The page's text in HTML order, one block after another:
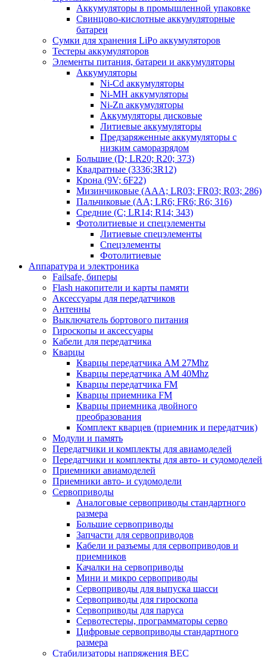
Аккумуляторы в промышленной упаковке
Свинцово-кислотные аккумуляторные
батареи
Сумки для хранения LiPo аккумуляторов
Тестеры аккумуляторов
Элементы питания, батареи и аккумуляторы
Аккумуляторы
Ni-Cd аккумуляторы
Ni-MH аккумуляторы
Ni-Zn аккумуляторы
Аккумуляторы дисковые
Литиевые аккумуляторы
Предзаряженные аккумуляторы с
низким саморазрядом
Большие (D; LR20; R20; 373)
Квадратные (3336;3R12)
Крона (9V; 6F22)
Мизинчиковые (AAA; LR03; FR03; R03; 286)
Пальчиковые (AA; LR6; FR6; R6; 316)
Средние (C; LR14; R14; 343)
Фотолитиевые и спецэлементы
Литиевые спецэлементы
Спецэлементы
Фотолитиевые
Аппаратура и электроника
Failsafe, биперы
Flash накопители и карты памяти
Аксессуары для передатчиков
Антенны
Выключатель бортового питания
Гироскопы и аксессуары
Кабели для передатчика
Кварцы
Кварцы передатчика AM 27Mhz
Кварцы передатчика AM 40Mhz
Кварцы передатчика FM
Кварцы приемника FM
Кварцы приемника двойного
преобразования
Комплект кварцев (приемник и передатчик)
Модули и память
Передатчики и комплекты для авиамоделей
Передатчики и комплекты для авто- и судомоделей
Приемники авиамоделей
Приемники авто- и судомодели
Сервоприводы
Аналоговые сервоприводы стандартного
размера
Большие сервоприводы
Запчасти для сервоприводов
Кабели и разъемы для сервоприводов и
приемников
Качалки на сервоприводы
Мини и микро сервоприводы
Сервоприводы для выпуска шасси
Сервоприводы для гироскопа
Сервоприводы для паруса
Сервотестеры, программаторы серво
Цифровые сервоприводы стандартного
размера
Стабилизаторы напряжения BEC